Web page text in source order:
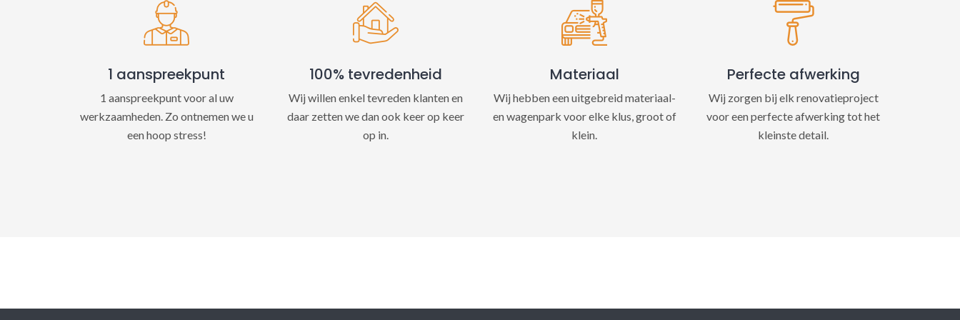
1 aanspreekpunt
1 aanspreekpunt voor al uw
werkzaamheden. Zo ontnemen we u
een hoop stress!
100% tevredenheid
Wij willen enkel tevreden klanten en
daar zetten we dan ook keer op keer
op in.
Materiaal
Wij hebben een uitgebreid materiaal-
en wagenpark voor elke klus, groot of
klein.
Perfecte afwerking
Wij zorgen bij elk renovatieproject
voor een perfecte afwerking tot het
kleinste detail.